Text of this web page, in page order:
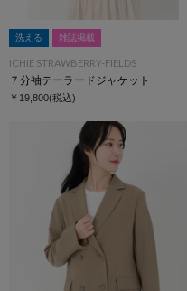
洗える 雑誌掲載
ICHIE STRAWBERRY-FIELDS
７分袖テーラードジャケット
￥19,800(税込)